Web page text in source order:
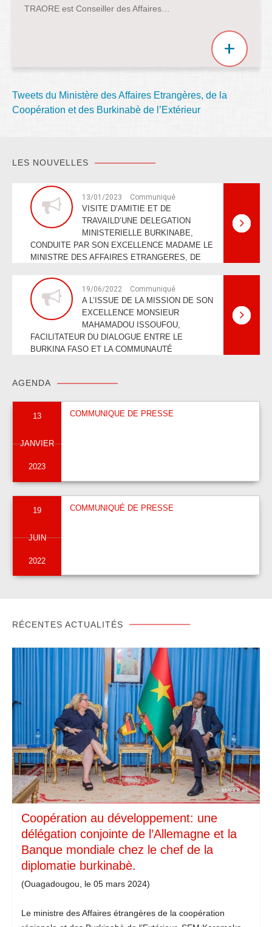
TRAORE est Conseiller des Affaires…
Tweets du Ministère des Affaires Etrangères, de la
Coopération et des Burkinabè de l’Extérieur
LES NOUVELLES
13/01/2023 Communiqué
VISITE D’AMITIE ET DE
TRAVAILD’UNE DELEGATION
MINISTERIELLE BURKINABE,
CONDUITE PAR SON EXCELLENCE MADAME LE
MINISTRE DES AFFAIRES ETRANGERES, DE
19/06/2022 Communiqué
A L’ISSUE DE LA MISSION DE SON
EXCELLENCE MONSIEUR
MAHAMADOU ISSOUFOU,
FACILITATEUR DU DIALOGUE ENTRE LE
BURKINA FASO ET LA COMMUNAUTÉ
AGENDA
13
JANVIER
2023
COMMUNIQUE DE PRESSE
19
JUIN
2022
COMMUNIQUÉ DE PRESSE
RÉCENTES ACTUALITÉS
Coopération au développement: une
délégation conjointe de l’Allemagne et la
Banque mondiale chez le chef de la
diplomatie burkinabè.
(Ouagadougou, le 05 mars 2024)
Le ministre des Affaires étrangères de la coopération